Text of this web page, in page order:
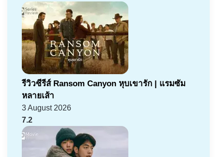
รีวิวซีรีส์ Ransom Canyon หุบเขารัก | แรมซัม
หลายเส้า
3 August 2026
7.2